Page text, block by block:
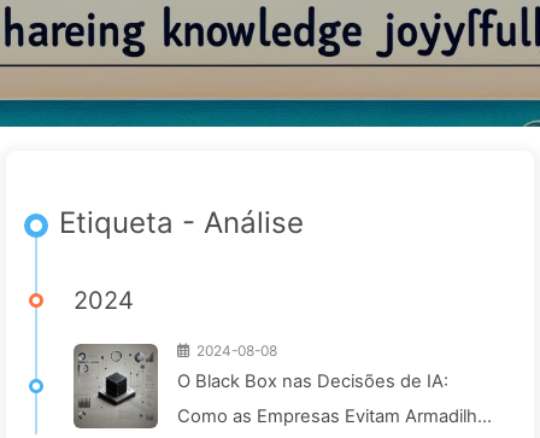
Etiqueta - Análise
2024
2024-08-08
O Black Box nas Decisões de IA:
Como as Empresas Evitam Armadilhas